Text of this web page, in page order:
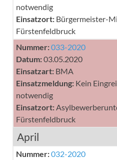
notwendig
Einsatzort: Bürgermeister-
Fürstenfeldbruck
Nummer:033-2020
Datum:03.05.2020
Einsatzart: BMA
Einsatzmeldung: Kein
notwendig
Einsatzort:
Fürstenfeldbruck
April
Nummer:032-2020